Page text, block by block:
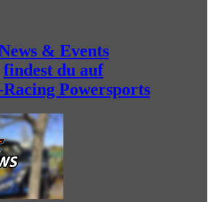
& Events
findest du auf
Powersports